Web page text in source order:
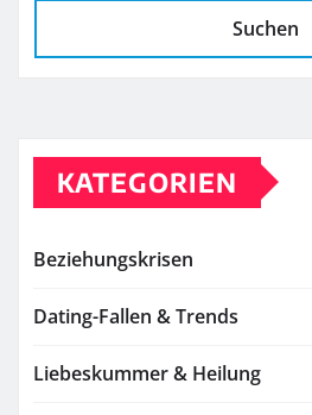
Suchen
KATEGORIEN
Beziehungskrisen
Dating-Fallen & Trends
Liebeskummer & Heilung